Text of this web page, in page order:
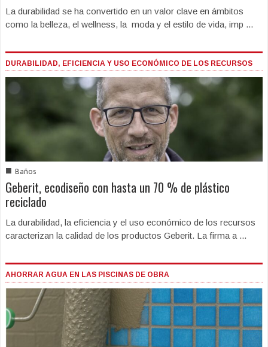
La durabilidad se ha convertido en un valor clave en ámbitos
como la belleza, el wellness, la moda y el estilo de vida, imp ...
DURABILIDAD, EFICIENCIA Y USO ECONÓMICO DE LOS RECURSOS
■ Baños
Geberit, ecodiseño con hasta un 70 % de plástico
reciclado
La durabilidad, la eficiencia y el uso económico de los recursos
caracterizan la calidad de los productos Geberit. La firma a ...
AHORRAR AGUA EN LAS PISCINAS DE OBRA